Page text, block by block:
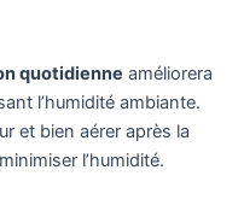
quotidienne améliorera
l’humidité ambiante.
et bien aérer après la
l’humidité.